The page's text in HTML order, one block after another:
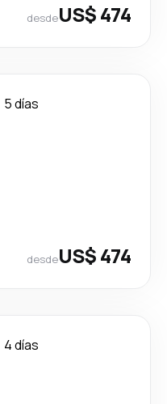
desdeUS$ 474
5 días
desdeUS$ 474
4 días